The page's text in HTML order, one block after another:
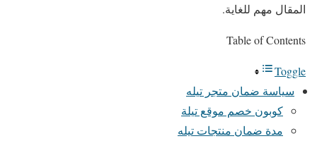
المقال مهم للغاية.
Table of Contents
Toggle
سياسة ضمان متجر تيله
كوبون خصم موقع تيلة
مدة ضمان منتجات تيله